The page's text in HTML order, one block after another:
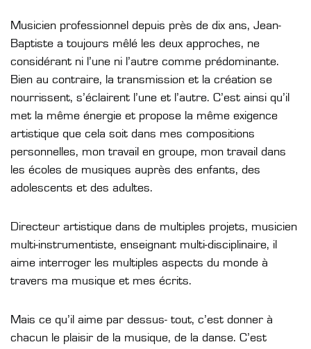
Musicien professionnel depuis près de dix ans, Jean-
Baptiste a toujours mêlé les deux approches, ne
considérant ni l’une ni l’autre comme prédominante.
Bien au contraire, la transmission et la création se
nourrissent, s’éclairent l’une et l’autre. C’est ainsi qu’il
met la même énergie et propose la même exigence
artistique que cela soit dans mes compositions
personnelles, mon travail en groupe, mon travail dans
les écoles de musiques auprès des enfants, des
adolescents et des adultes.
Directeur artistique dans de multiples projets, musicien
multi-instrumentiste, enseignant multi-disciplinaire, il
aime interroger les multiples aspects du monde à
travers ma musique et mes écrits.
Mais ce qu’il aime par dessus- tout, c’est donner à
chacun le plaisir de la musique, de la danse. C’est